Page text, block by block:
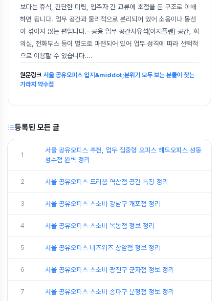
보다는 휴식, 간단한 미팅, 입주자 간 교류에 초점을 둔 구조로 이해
하면 됩니다. 업무 공간과 물리적으로 분리되어 있어 소음이나 동선
이 섞이지 않는 편입니다.- 공용 업무 공간자유석(이지플랜) 공간, 회
의실, 전화부스 등이 별도로 마련되어 있어 업무 성격에 따라 선택적
으로 이용할 수 있습니다....
원문링크 서울 공유오피스 입지&middot;분위기 모두 보는 분들이 찾는
가라지 약수점
등록된 모든 글
1
서울 공유오피스 추천, 업무 집중형 오피스 헤드오피스 성동
성수점 완벽 정리
2 서울 공유오피스 드리움 역삼점 공간 특징 정리
3 서울 공유오피스 스소비 강남구 개포점 정리
4 서울 공유오피스 스소비 목동점 정보 정리
5 서울 공유오피스 비즈위즈 상암점 정보 정리
6 서울 공유오피스 스소비 광진구 군자점 정보 정리
7 서울 공유오피스 스소비 송파구 문정점 정보 정리